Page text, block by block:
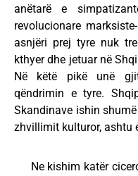
anëtarë e
revolucionare
asnjëri prej tyre nuk
kthyer dhe jetuar në
Në këtë pikë unë
qëndrimin e tyre.
Skandinave ishin
zhvillimit kulturor, ashtu
Ne kishim katër